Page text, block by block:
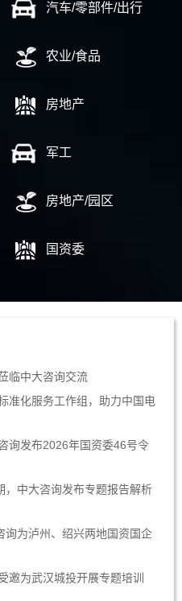
汽车/零部件/出行
农业/食品
房地产
军工
房地产/园区
国资委
临中大咨询交流
准化服务工作组，助力中国电
询发布2026年国资委46号令
，中大咨询发布专题报告解析
询为泸州、绍兴两地国资国企
邀为武汉城投开展专题培训